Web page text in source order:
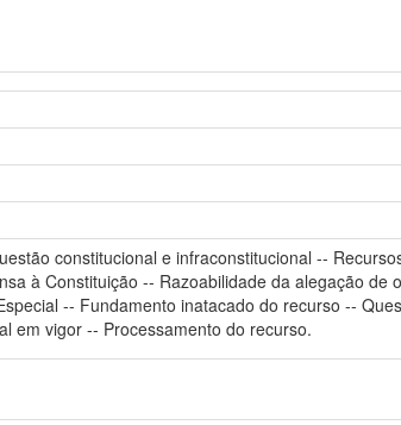
constitucional e infraconstitucional --
à Constituição -- Razoabilidade da alegação
-- Fundamento inatacado do recurso --
em vigor -- Processamento do recurso.